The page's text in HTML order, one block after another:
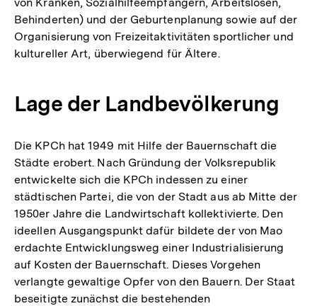
Behinderten) und der Geburtenplanung sowie auf der
Organisierung von Freizeitaktivitäten sportlicher und
kultureller Art, überwiegend für Ältere.
Lage der Landbevölkerung
Die KPCh hat 1949 mit Hilfe der Bauernschaft die
Städte erobert. Nach Gründung der Volksrepublik
entwickelte sich die KPCh indessen zu einer
städtischen Partei, die von der Stadt aus ab Mitte der
1950er Jahre die Landwirtschaft kollektivierte. Den
ideellen Ausgangspunkt dafür bildete der von Mao
erdachte Entwicklungsweg einer Industrialisierung
auf Kosten der Bauernschaft. Dieses Vorgehen
verlangte gewaltige Opfer von den Bauern. Der Staat
beseitigte zunächst die bestehenden